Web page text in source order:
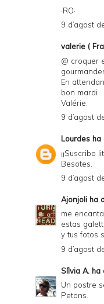
·RO·
9 d’agost
valerie (
@ croquer
En
bon mardi
Valérie.
9 d’agost
Lourdes ha
¡¡Suscribo
Besotes.
9 d’agost
Ajonjoli ha
me
estas
y tus fotos
9 d’agost
Sílvia A. ha
Un postre
Petons.